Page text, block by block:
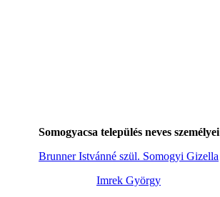
Somogyacsa település neves személyei
Brunner Istvánné szül. Somogyi Gizella
Imrek György